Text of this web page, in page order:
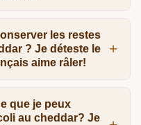
les restes
? Je déteste le
aime râler!
que je peux
au cheddar? Je